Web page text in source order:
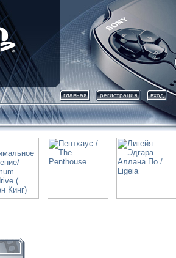
главная регистрация вход